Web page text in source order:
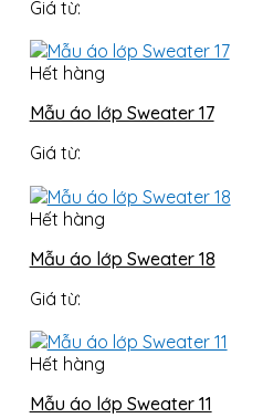
Giá từ:
Hết hàng
Mẫu áo lớp Sweater 17
Giá từ:
Hết hàng
Mẫu áo lớp Sweater 18
Giá từ:
Hết hàng
Mẫu áo lớp Sweater 11